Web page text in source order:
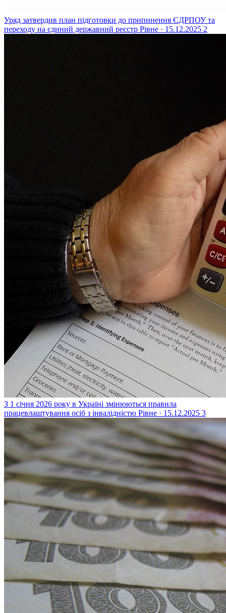
Уряд затвердив план підготовки до припинення ЄДРПОУ та
переходу на єдиний державний реєстр Рівне · 15.12.2025 2
З 1 січня 2026 року в Україні змінюються правила
працевлаштування осіб з інвалідністю Рівне · 15.12.2025 3